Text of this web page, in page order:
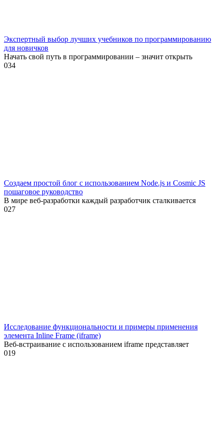
Экспертный выбор лучших учебников по программированию
для новичков
Начать свой путь в программировании – значит открыть
034
Создаем простой блог с использованием Node.js и Cosmic JS
пошаговое руководство
В мире веб-разработки каждый разработчик сталкивается
027
Исследование функциональности и примеры применения
элемента Inline Frame (iframe)
Веб-встраивание с использованием iframe представляет
019